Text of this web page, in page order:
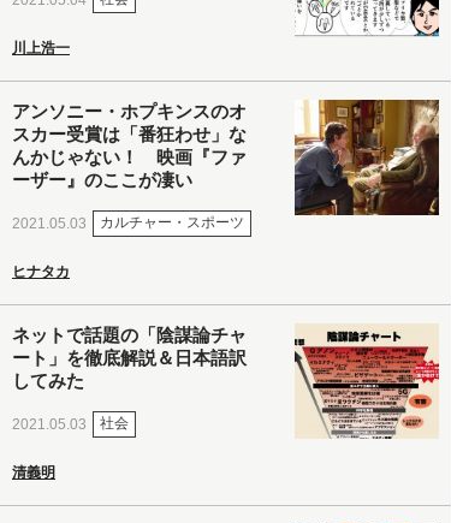
川上浩一
アンソニー・ホプキンスのオ
スカー受賞は「番狂わせ」な
んかじゃない！ 映画『ファ
ーザー』のここが凄い
2021.05.03 カルチャー・スポーツ
ヒナタカ
ネットで話題の「陰謀論チャ
ート」を徹底解説＆日本語訳
してみた
2021.05.03 社会
清義明